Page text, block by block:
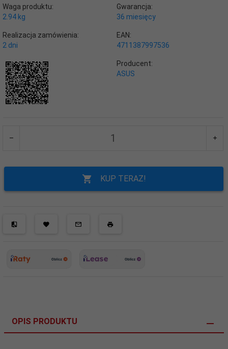
Waga produktu:
2.94 kg
Gwarancja:
36 miesięcy
Realizacja zamówienia:
2 dni
EAN:
4711387997536
Producent:
ASUS
KUP TERAZ!
OPIS PRODUKTU